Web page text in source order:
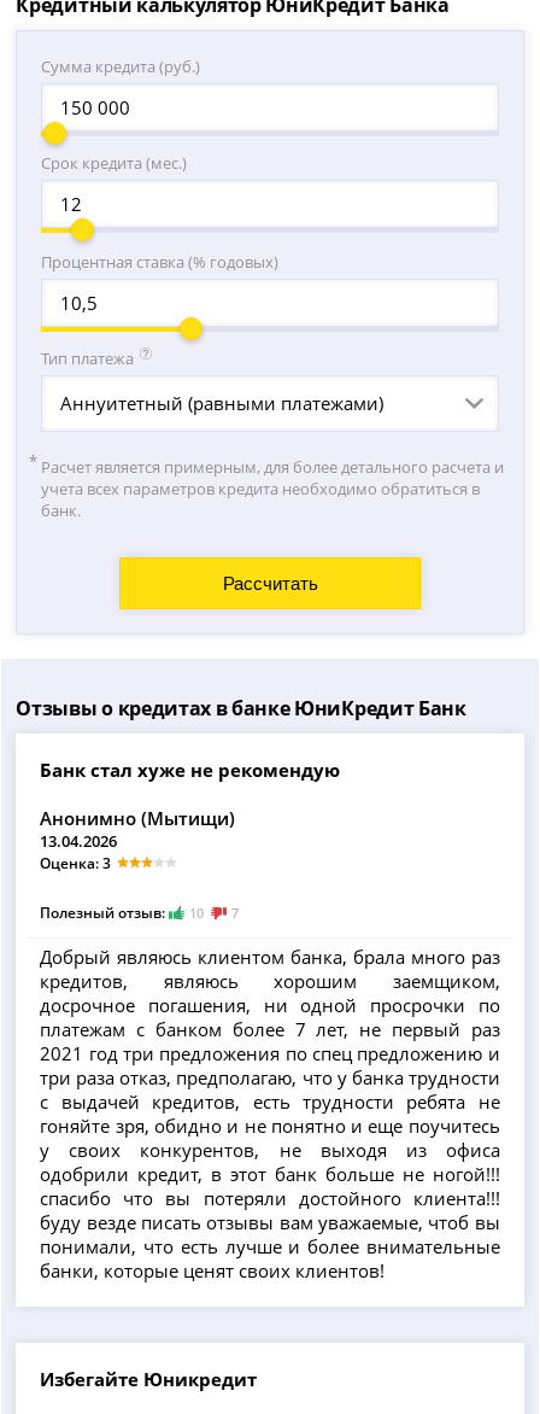
Сумма кредита (руб.)
Срок кредита (мес.)
Процентная ставка (% годовых)
Тип платежа
Аннуитетный (равными платежами)
Расчет является примерным, для более детального расчета и
учета всех параметров кредита необходимо обратиться в
банк.
Отзывы о кредитах в банке ЮниКредит Банк
Банк стал хуже не рекомендую
Анонимно (Мытищи)
13.04.2026
Оценка: 3
Полезный отзыв: 10 7
Добрый являюсь клиентом банка, брала много раз
кредитов, являюсь хорошим заемщиком,
досрочное погашения, ни одной просрочки по
платежам с банком более 7 лет, не первый раз
2021 год три предложения по спец предложению и
три раза отказ, предполагаю, что у банка трудности
с выдачей кредитов, есть трудности ребята не
гоняйте зря, обидно и не понятно и еще поучитесь
у своих конкурентов, не выходя из офиса
одобрили кредит, в этот банк больше не ногой!!!
спасибо что вы потеряли достойного клиента!!!
буду везде писать отзывы вам уважаемые, чтоб вы
понимали, что есть лучше и более внимательные
банки, которые ценят своих клиентов!
Избегайте Юникредит